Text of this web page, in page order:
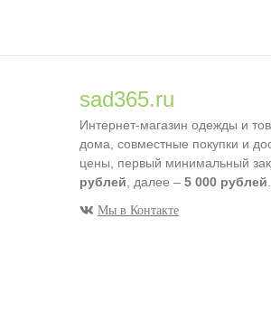
sad365.ru
Интернет-магазин одежды и
дома, совместные покупки и
цены, первый минимальный
рублей , далее – 5 000 рублей
Мы в Контакте